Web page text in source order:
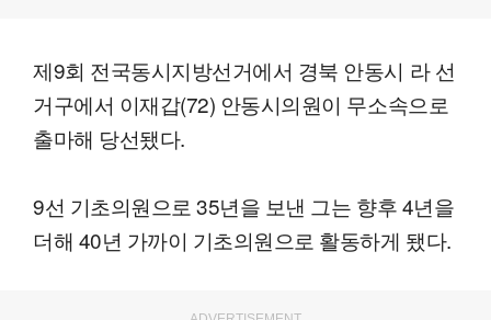
제9회 전국동시지방선거에서 경북 안동시 라 선
거구에서 이재갑(72) 안동시의원이 무소속으로
출마해 당선됐다.
9선 기초의원으로 35년을 보낸 그는 향후 4년을
더해 40년 가까이 기초의원으로 활동하게 됐다.